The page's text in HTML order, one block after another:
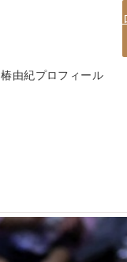
椿由紀プロフィール